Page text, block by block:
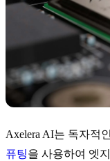
Axelera AI는 독자적
퓨팅을 사용하여 엣